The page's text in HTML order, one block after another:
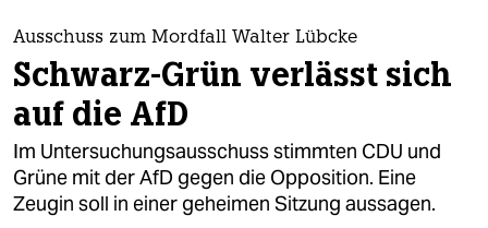
themen
politik
öko
gesellschaft
Ausschuss zum Mordfall Walter Lübcke
Schwarz-Grün verlässt sich
auf die AfD
Im Untersuchungsausschuss stimmten CDU und
Grüne mit der AfD gegen die Opposition. Eine
Zeugin soll in einer geheimen Sitzung aussagen.